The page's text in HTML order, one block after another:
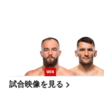
WIN
試合映像を見る